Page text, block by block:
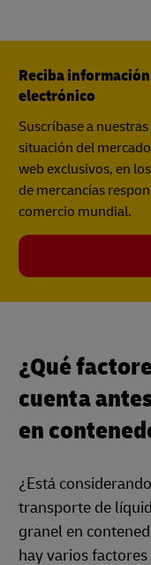
Reciba
electrónico
Suscríbase a
situación del
web exclusivos, en
de mercancías
comercio mundial.
¿Qué
cuenta
en
¿Está
transporte de
granel en
hay varios